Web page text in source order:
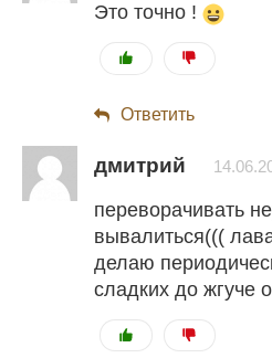
Это точно !
Ответить
дмитрий
переворачивать
вывалиться(((
делаю
сладких до жгуче